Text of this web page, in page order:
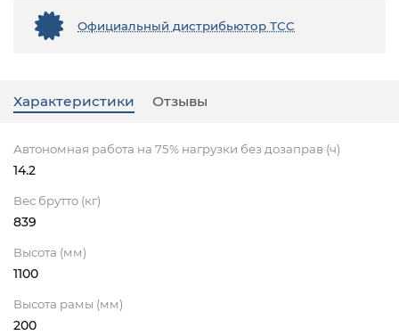
Официальный дистрибьютор ТСС
Характеристики Отзывы
Автономная работа на 75% нагрузки без дозаправ (ч)
14.2
Вес брутто (кг)
839
Высота (мм)
1100
Высота рамы (мм)
200